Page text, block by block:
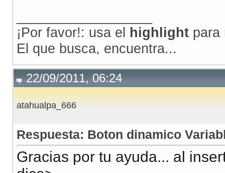
¡Por favor!: usa el highlight para
El que busca, encuentra...
22/09/2011, 06:24
atahualpa_666
Respuesta: Boton dinamico
Gracias por tu ayuda... al